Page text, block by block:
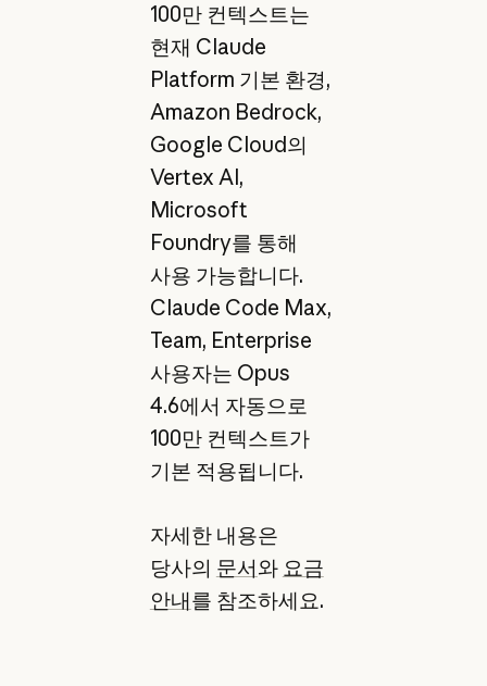
100만 컨텍스트는
현재 Claude
Platform 기본 환경,
Amazon Bedrock,
Google Cloud의
Vertex AI,
Microsoft
Foundry를 통해
사용 가능합니다.
Claude Code Max,
Team, Enterprise
사용자는 Opus
4.6에서 자동으로
100만 컨텍스트가
기본 적용됩니다.
자세한 내용은
당사의 문서와 요금
안내를 참조하세요.